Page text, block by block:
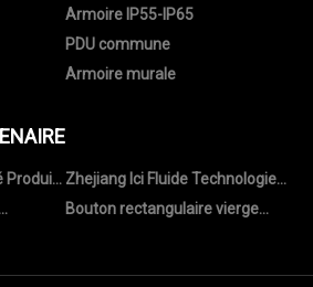
Armoire IP55-IP65
PDU commune
Armoire murale
Zhejiang Ici Fluide Technologie
Cie, Ltd.
Bouton rectangulaire vierge